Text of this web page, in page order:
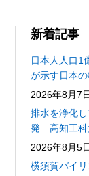
新着記事
日本人人口1
が示す日本
2026年8月7
排水を浄化
発 高知工科
2026年8月5
横須賀バイ